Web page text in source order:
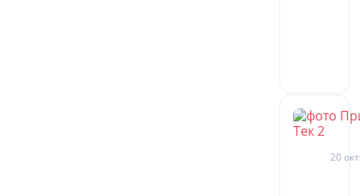
20